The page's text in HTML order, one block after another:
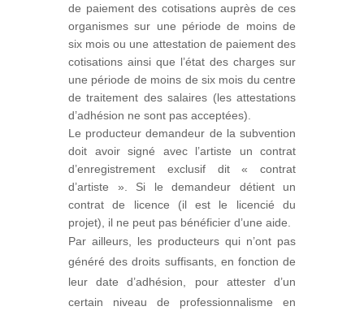
de paiement des c​​otisations auprès de ces
organismes sur une période de moins de
six mois ou une attestation de paiement des
cotisations ainsi que l’état des charges sur
une période de moins de six mois du centre
de traitement des salaires (les attestations
d’adhésion ne sont pas acceptées).
Le producteur demandeur de la subvention
doit avoir signé avec l’artiste un contrat
d’enregistrement exclusif dit « contrat
d’artiste ». Si le demandeur détient un
contrat de licence (il est le licencié du
projet), il ne peut pas bénéficier d’une aide.
Par ailleurs, les producteurs qui n’ont pas
généré des droits suffisants, en fonction de
leur date d’adhésion, pour attester d’un
certain niveau de professionnalisme en